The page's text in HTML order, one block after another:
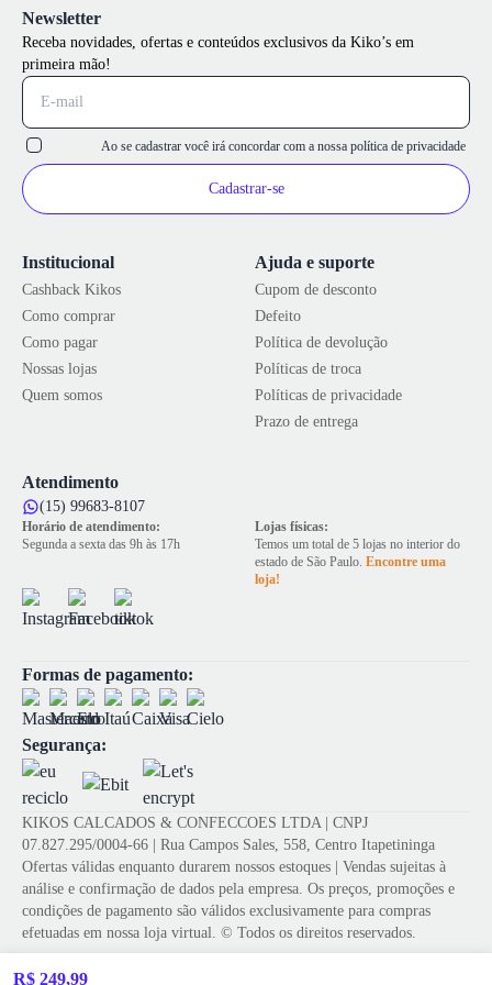
R$ 249,99
Institucional
Cashback Kikos
Como comprar
Como pagar
Nossas lojas
Quem somos
Ajuda e suporte
Cupom de desconto
Defeito
Política de devolução
Políticas de troca
Políticas de privacidade
Prazo de entrega
Atendimento
(15) 99683-8107
Horário de atendimento:
Segunda a sexta das 9h às 17h
Lojas físicas:
Temos um total de 5 lojas no interior do
estado de São Paulo. Encontre uma
loja!
Newsletter
Receba novidades, ofertas e conteúdos exclusivos da Kiko’s em
primeira mão!
Ao se cadastrar você irá concordar com a nossa política de privacidade
Cadastrar-se
Formas de pagamento:
Segurança:
KIKOS CALCADOS & CONFECCOES LTDA | CNPJ
07.827.295/0004-66 | Rua Campos Sales, 558, Centro Itapetininga
Ofertas válidas enquanto durarem nossos estoques | Vendas sujeitas à
análise e confirmação de dados pela empresa. Os preços, promoções e
condições de pagamento são válidos exclusivamente para compras
efetuadas em nossa loja virtual. © Todos os direitos reservados.